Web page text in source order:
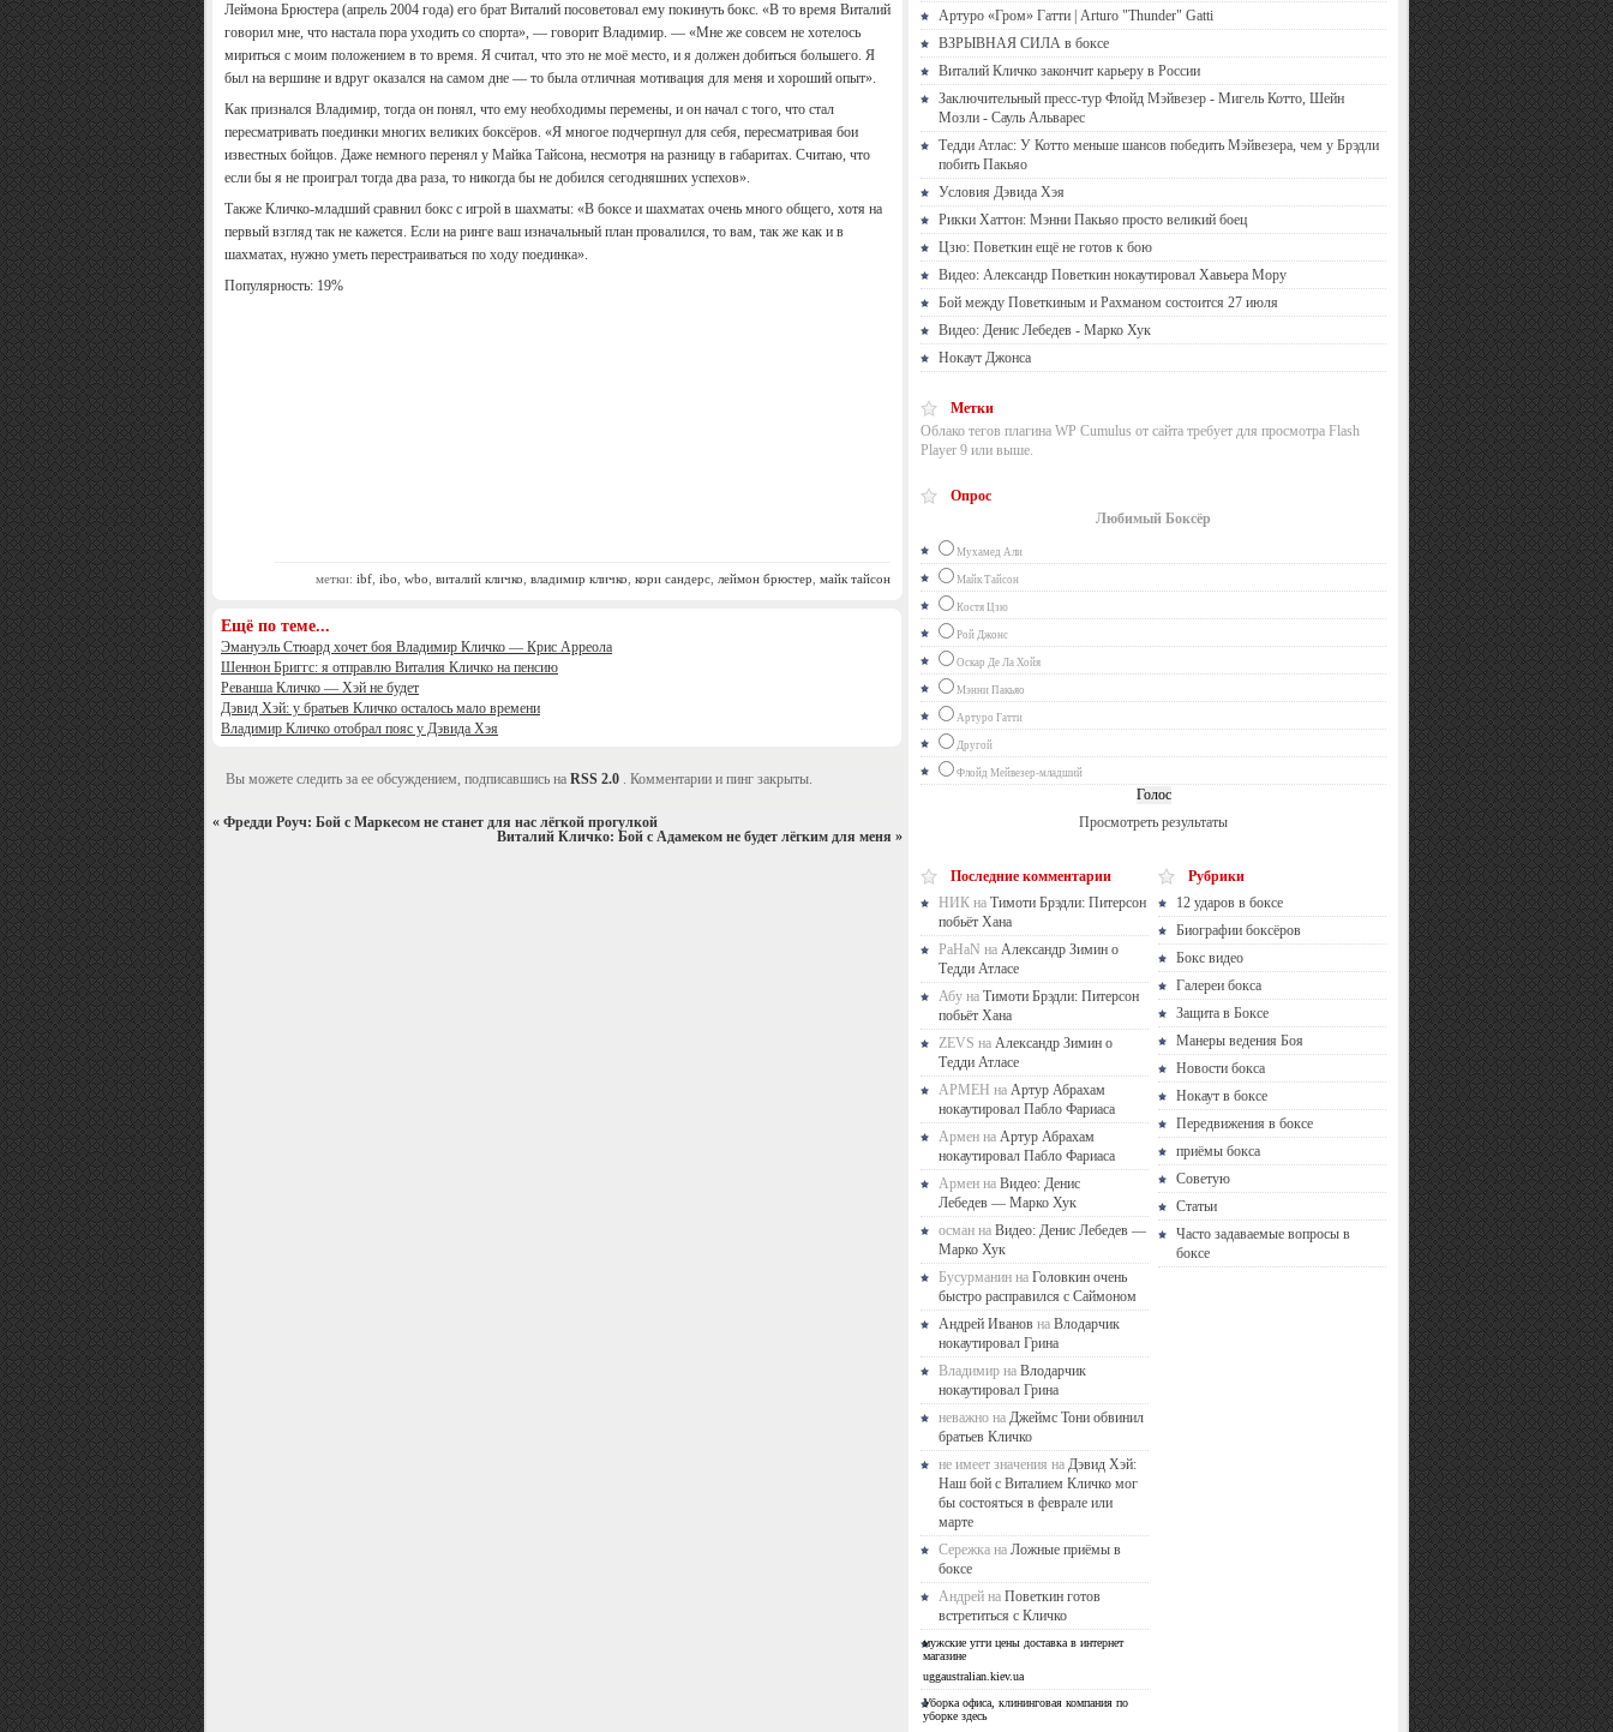
Леймона Брюстера (апрель 2004 года) его брат Виталий посоветовал ему покинуть бокс. «В то время Виталий
говорил мне, что настала пора уходить со спорта», — говорит Владимир. — «Мне же совсем не хотелось
мириться с моим положением в то время. Я считал, что это не моё место, и я должен добиться большего. Я
был на вершине и вдруг оказался на самом дне — то была отличная мотивация для меня и хороший опыт».
Как признался Владимир, тогда он понял, что ему необходимы перемены, и он начал с того, что стал
пересматривать поединки многих великих боксёров. «Я многое подчерпнул для себя, пересматривая бои
известных бойцов. Даже немного перенял у Майка Тайсона, несмотря на разницу в габаритах. Считаю, что
если бы я не проиграл тогда два раза, то никогда бы не добился сегодняшних успехов».
Также Кличко-младший сравнил бокс с игрой в шахматы: «В боксе и шахматах очень много общего, хотя на
первый взгляд так не кажется. Если на ринге ваш изначальный план провалился, то вам, так же как и в
шахматах, нужно уметь перестраиваться по ходу поединка».
Популярность: 19%
метки: ibf ibo wbo виталий кличко владимир кличко кори сандерс леймон брюстер майк тайсон
Ещё по теме...
Эмануэль Стюард хочет боя Владимир Кличко — Крис Арреола
Шеннон Бриггс: я отправлю Виталия Кличко на пенсию
Реванша Кличко — Хэй не будет
Дэвид Хэй: у братьев Кличко осталось мало времени
Владимир Кличко отобрал пояс у Дэвида Хэя
Вы можете следить за ее обсуждением, подписавшись на RSS 2.0 . Комментарии и пинг закрыты.
« Фредди Роуч: Бой с Маркесом не станет для нас лёгкой прогулкой
Виталий Кличко: Бой с Адамеком не будет лёгким для меня »
Артуро «Гром» Гатти | Arturo "Thunder" Gatti
ВЗРЫВНАЯ СИЛА в боксе
Виталий Кличко закончит карьеру в России
Заключительный пресс-тур Флойд Мэйвезер - Мигель Котто, Шейн
Мозли - Сауль Альварес
Тедди Атлас: У Котто меньше шансов победить Мэйвезера, чем у Брэдли
побить Пакьяо
Условия Дэвида Хэя
Рикки Хаттон: Мэнни Пакьяо просто великий боец
Цзю: Поветкин ещё не готов к бою
Видео: Александр Поветкин нокаутировал Хавьера Мору
Бой между Поветкиным и Рахманом состоится 27 июля
Видео: Денис Лебедев - Марко Хук
Нокаут Джонса
Метки
Облако тегов плагина WP Cumulus от сайта требует для просмотра Flash
Player 9 или выше.
Опрос
Любимый Боксёр
Мухамед Али
Майк Тайсон
Костя Цзю
Рой Джонс
Оскар Де Ла Хойя
Мэнни Пакьяо
Артуро Гатти
Другой
Флойд Мейвезер-младший
Просмотреть результаты
Последние комментарии
НИК на Тимоти Брэдли: Питерсон
побьёт Хана
PaHaN на Александр Зимин о
Тедди Атласе
Абу на Тимоти Брэдли: Питерсон
побьёт Хана
ZEVS на Александр Зимин о
Тедди Атласе
АРМЕН на Артур Абрахам
нокаутировал Пабло Фариаса
Армен на Артур Абрахам
нокаутировал Пабло Фариаса
Армен на Видео: Денис
Лебедев — Марко Хук
осман на Видео: Денис Лебедев —
Марко Хук
Бусурманин на Головкин очень
быстро расправился с Саймоном
Андрей Иванов на Влодарчик
нокаутировал Грина
Владимир на Влодарчик
нокаутировал Грина
неважно на Джеймс Тони обвинил
братьев Кличко
не имеет значения на Дэвид Хэй:
Наш бой с Виталием Кличко мог
бы состояться в феврале или
марте
Сережка на Ложные приёмы в
боксе
Андрей на Поветкин готов
встретиться с Кличко
мужские угги цены доставка в интернет
магазине
uggaustralian.kiev.ua
Уборка офиса, клининговая компания по
уборке здесь
Рубрики
12 ударов в боксе
Биографии боксёров
Бокс видео
Галереи бокса
Защита в Боксе
Манеры ведения Боя
Новости бокса
Нокаут в боксе
Передвижения в боксе
приёмы бокса
Советую
Статьи
Часто задаваемые вопросы в
боксе